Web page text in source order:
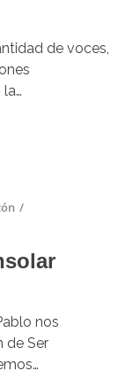
de voces,
/
nos
de Ser